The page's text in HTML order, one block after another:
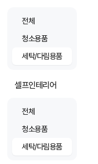
전체
청소용품
세탁/다림용품
셀프인테리어
전체
청소용품
세탁/다림용품